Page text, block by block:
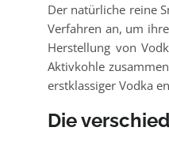
Der natürliche reine
Verfahren an, um
Herstellung von
Aktivkohle
erstklassiger Vodka
Die